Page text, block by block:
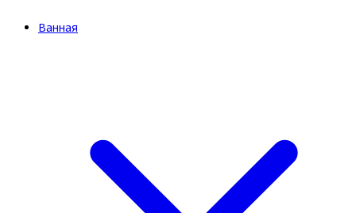
Ванная